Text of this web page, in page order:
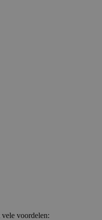
vele voordelen: